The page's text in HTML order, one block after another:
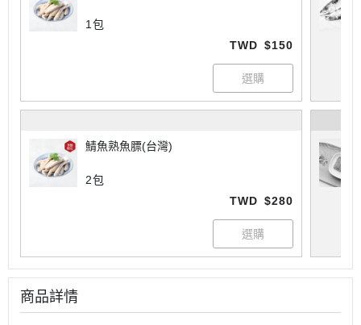
1包
TWD $150
鯖魚熟魚膘(台灣)
2包
TWD $280
商品詳情